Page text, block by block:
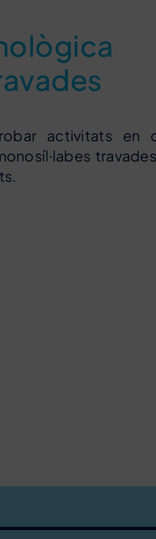
activitats en